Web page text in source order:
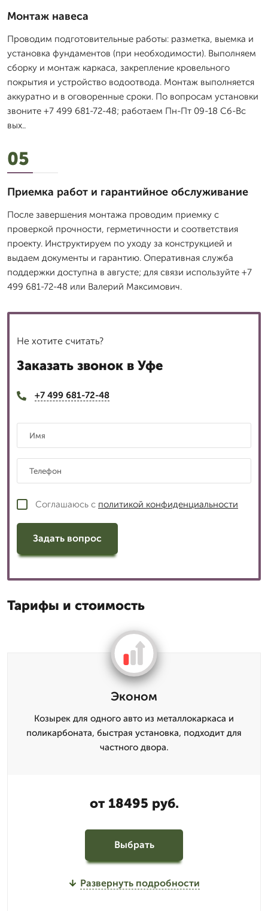
Монтаж навеса
Проводим подготовительные работы: разметка, выемка и
установка фундаментов (при необходимости). Выполняем
сборку и монтаж каркаса, закрепление кровельного
покрытия и устройство водоотвода. Монтаж выполняется
аккуратно и в оговоренные сроки. По вопросам установки
звоните +7 499 681-72-48; работаем Пн-Пт 09-18 Сб-Вс
вых..
05
Приемка работ и гарантийное обслуживание
После завершения монтажа проводим приемку с
проверкой прочности, герметичности и соответствия
проекту. Инструктируем по уходу за конструкцией и
выдаем документы и гарантию. Оперативная служба
поддержки доступна в августе; для связи используйте +7
499 681-72-48 или Валерий Максимович.
Не хотите считать?
Заказать звонок в Уфе
+7 499 681-72-48
Соглашаюсь с политикой конфиденциальности
Задать вопрос
Тарифы и стоимость
Эконом
Козырек для одного авто из металлокаркаса и
поликарбоната, быстрая установка, подходит для
частного двора.
от 18495 руб.
Выбрать
Развернуть подробности